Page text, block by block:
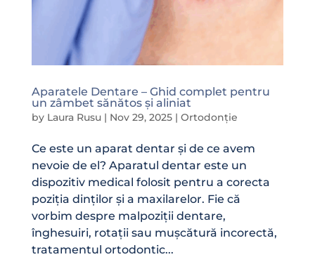
Aparatele Dentare – Ghid complet pentru
un zâmbet sănătos și aliniat
by Laura Rusu| Nov 29, 2025| Ortodonție
Ce este un aparat dentar și de ce avem
nevoie de el? Aparatul dentar este un
dispozitiv medical folosit pentru a corecta
poziția dinților și a maxilarelor. Fie că
vorbim despre malpoziții dentare,
înghesuiri, rotații sau mușcătură incorectă,
tratamentul ortodontic...